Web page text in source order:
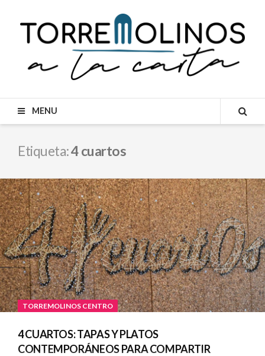
content
MENU
Etiqueta:4 cuartos
TORREMOLINOS CENTRO
4 CUARTOS: TAPAS Y PLATOS
CONTEMPORÁNEOS PARA COMPARTIR